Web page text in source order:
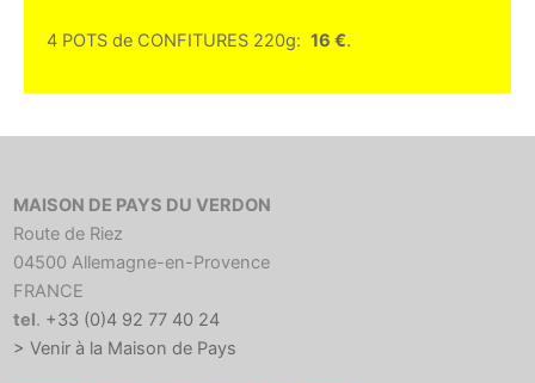
4 POTS de CONFITURES 220g: 16 €.
MAISON DE PAYS DU VERDON
Route de Riez
04500 Allemagne-en-Provence
FRANCE
tel. +33 (0)4 92 77 40 24
> Venir à la Maison de Pays